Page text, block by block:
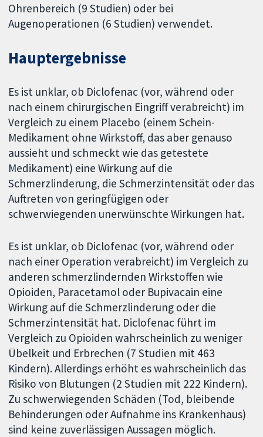
Ohrenbereich (9 Studien) oder bei
Augenoperationen (6 Studien) verwendet.
Hauptergebnisse
Es ist unklar, ob Diclofenac (vor, während oder
nach einem chirurgischen Eingriff verabreicht) im
Vergleich zu einem Placebo (einem Schein-
Medikament ohne Wirkstoff, das aber genauso
aussieht und schmeckt wie das getestete
Medikament) eine Wirkung auf die
Schmerzlinderung, die Schmerzintensität oder das
Auftreten von geringfügigen oder
schwerwiegenden unerwünschte Wirkungen hat.
Es ist unklar, ob Diclofenac (vor, während oder
nach einer Operation verabreicht) im Vergleich zu
anderen schmerzlindernden Wirkstoffen wie
Opioiden, Paracetamol oder Bupivacain eine
Wirkung auf die Schmerzlinderung oder die
Schmerzintensität hat. Diclofenac führt im
Vergleich zu Opioiden wahrscheinlich zu weniger
Übelkeit und Erbrechen (7 Studien mit 463
Kindern). Allerdings erhöht es wahrscheinlich das
Risiko von Blutungen (2 Studien mit 222 Kindern).
Zu schwerwiegenden Schäden (Tod, bleibende
Behinderungen oder Aufnahme ins Krankenhaus)
sind keine zuverlässigen Aussagen möglich.